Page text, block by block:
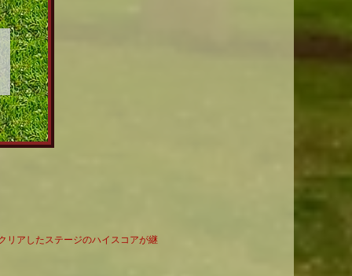
リアしたステージのハイスコアが継